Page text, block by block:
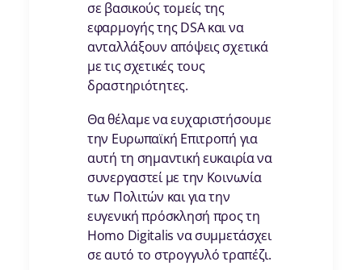
σε βασικούς τομείς της
εφαρμογής της DSA και να
ανταλλάξουν απόψεις σχετικά
με τις σχετικές τους
δραστηριότητες.
Θα θέλαμε να ευχαριστήσουμε
την Ευρωπαϊκή Επιτροπή για
αυτή τη σημαντική ευκαιρία να
συνεργαστεί με την Κοινωνία
των Πολιτών και για την
ευγενική πρόσκλησή προς τη
Homo Digitalis να συμμετάσχει
σε αυτό το στρογγυλό τραπέζι.